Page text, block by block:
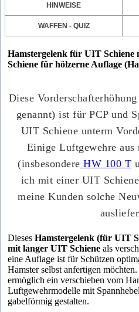
HINWEISE
WAFFEN - QUIZ
Hamstergelenk für UIT Schiene
Schiene für hölzerne Auflage
Diese
genannt)ist für PCP und
UIT Schiene unterm
Einige Luftgewehre aus
(insbesondere HW 100 T
ich mit einer UIT
meine Kunden solche
Dieses Hamstergelenk (für UIT
mit langer UIT Schiene als
eine Auflage ist für Schützen
Hamster selbst anfertigen
ermöglich ein verschieben vom
Luftgewehrmodelle mit
gabelförmig gestalten.